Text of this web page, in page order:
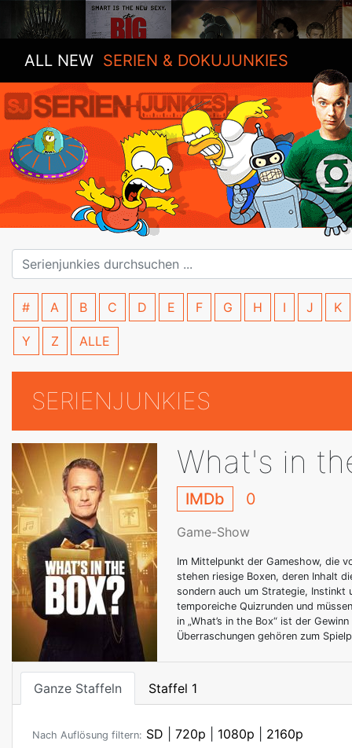
ALL NEW SERIEN & DOKUJUNKIES
# A B C D E F G H I J K
Y Z ALLE
SERIENJUNKIES
What's in
IMDb 0
Game-Show
Im Mittelpunkt der Gameshow, die
stehen riesige Boxen, deren Inhalt
sondern auch um Strategie, Instinkt
temporeiche Quizrunden und
in „What’s in the Box“ ist der
Überraschungen gehören zum
Ganze Staffeln Staffel 1
Nach Auflösung filtern: SD 720p 1080p 2160p